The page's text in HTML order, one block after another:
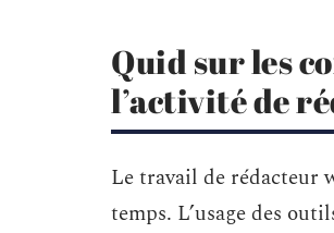
Quid sur les
l’activité de
Le travail de rédacteur
temps. L’usage des